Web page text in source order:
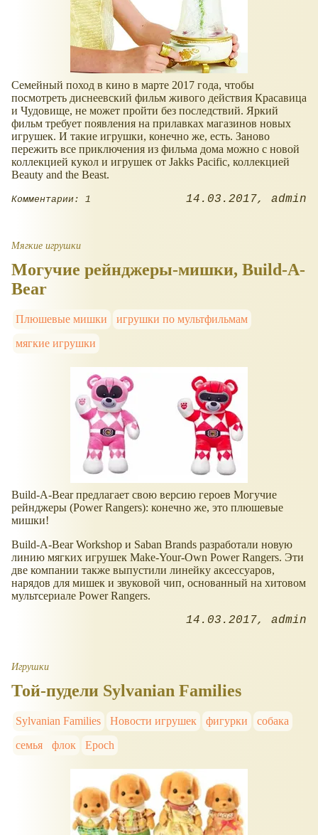
Семейный поход в кино в марте 2017 года, чтобы
посмотреть диснеевский фильм живого действия Красавица
и Чудовище, не может пройти без последствий. Яркий
фильм требует появления на прилавках магазинов новых
игрушек. И такие игрушки, конечно же, есть. Заново
пережить все приключения из фильма дома можно с новой
коллекцией кукол и игрушек от Jakks Pacific, коллекцией
Beauty and the Beast.
Комментарии: 1 14.03.2017 admin
Мягкие игрушки
Могучие рейнджеры-мишки, Build-A-
Bear
Плюшевые мишки
игрушки по мультфильмам
мягкие игрушки
Build-A-Bear предлагает свою версию героев Могучие
рейнджеры (Power Rangers): конечно же, это плюшевые
мишки!
Build-A-Bear Workshop и Saban Brands разработали новую
линию мягких игрушек Make-Your-Own Power Rangers. Эти
две компании также выпустили линейку аксессуаров,
нарядов для мишек и звуковой чип, основанный на хитовом
мультсериале Power Rangers.
14.03.2017 admin
Игрушки
Той-пудели Sylvanian Families
Sylvanian Families Новости игрушек фигурки
собака
семья
флок Epoch